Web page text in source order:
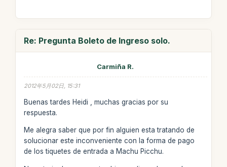
Re: Pregunta Boleto de Ingreso solo.
Carmiña R.
2012年5月02日, 15:31
Buenas tardes Heidi , muchas gracias por su
respuesta.
Me alegra saber que por fin alguien esta tratando de
solucionar este inconveniente con la forma de pago
de los tiquetes de entrada a Machu Picchu.